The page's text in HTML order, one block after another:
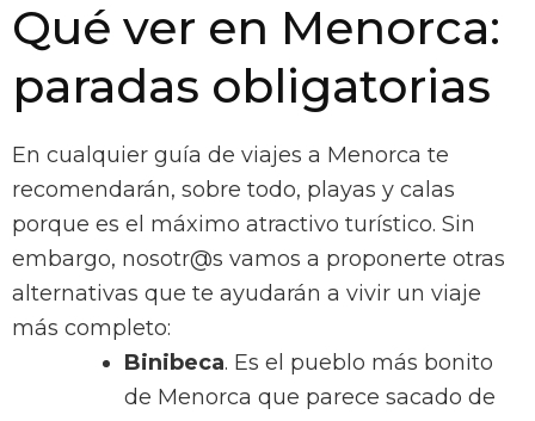
Qué ver en Menorca:
paradas obligatorias
En cualquier guía de viajes a Menorca te
recomendarán, sobre todo, playas y calas
porque es el máximo atractivo turístico. Sin
embargo, nosotr@s vamos a proponerte otras
alternativas que te ayudarán a vivir un viaje
más completo:
Binibeca. Es el pueblo más bonito
de Menorca que parece sacado de